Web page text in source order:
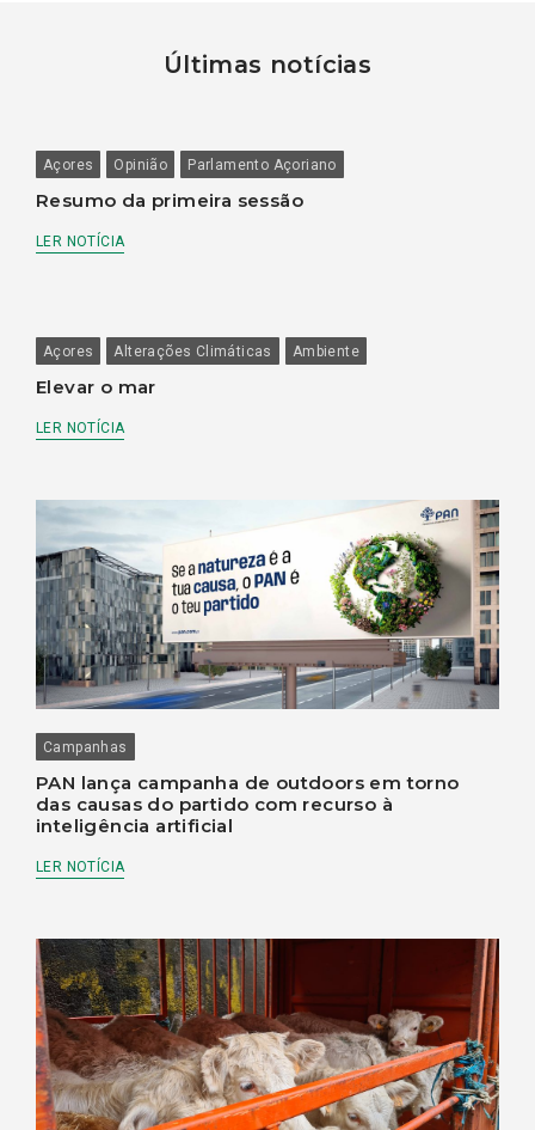
Últimas notícias
Açores Opinião Parlamento Açoriano
Resumo da primeira sessão
LER NOTÍCIA
Açores Alterações Climáticas Ambiente
Elevar o mar
LER NOTÍCIA
Campanhas
PAN lança campanha de outdoors em torno
das causas do partido com recurso à
inteligência artificial
LER NOTÍCIA